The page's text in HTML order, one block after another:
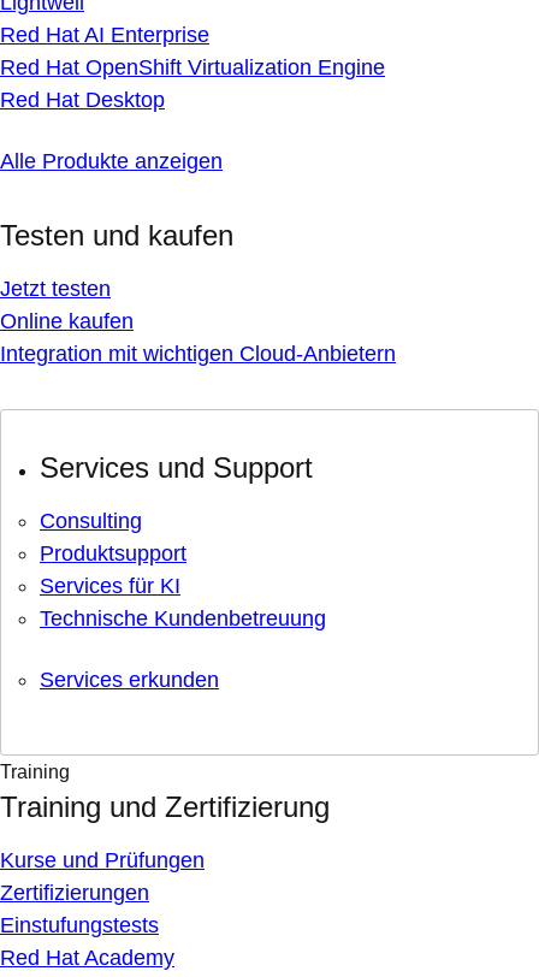
Red Hat AI Enterprise
Red Hat OpenShift Virtualization Engine
Red Hat Desktop
Alle Produkte anzeigen
Testen und kaufen
Jetzt testen
Online kaufen
Integration mit wichtigen Cloud-Anbietern
Services und Support
Consulting
Produktsupport
Services für KI
Technische Kundenbetreuung
Services erkunden
Training
Training und Zertifizierung
Kurse und Prüfungen
Zertifizierungen
Einstufungstests
Red Hat Academy